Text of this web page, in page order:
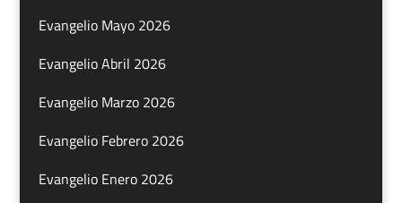
Evangelio Mayo 2026
Evangelio Abril 2026
Evangelio Marzo 2026
Evangelio Febrero 2026
Evangelio Enero 2026